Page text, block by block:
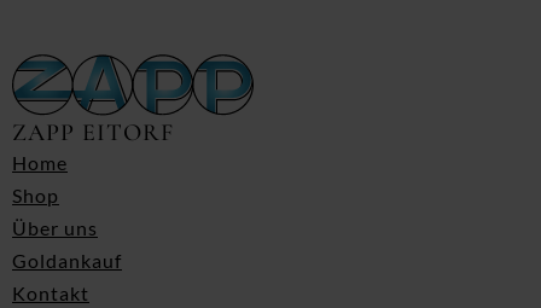
ZAPP EITORF
Home
Shop
Über uns
Goldankauf
Kontakt